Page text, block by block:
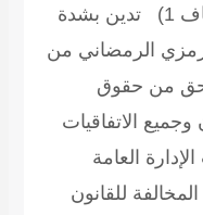
1) تدين بشدة
الرمضاني من
حق من حقوق
الاتفاقيات
2) تطالب الإدارة العامة
للقانون